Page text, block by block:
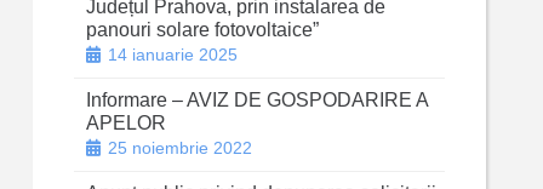
Județul Prahova, prin instalarea de
panouri solare fotovoltaice”
14 ianuarie 2025
Informare – AVIZ DE GOSPODARIRE A
APELOR
25 noiembrie 2022